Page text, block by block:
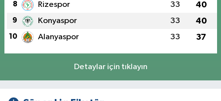
8 Rizespor 33 40
9 Konyaspor 33 40
10 Alanyaspor 33 37
Detaylar için tıklayın